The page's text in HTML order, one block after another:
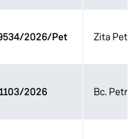
2026/Pet Zita
2026 Bc.